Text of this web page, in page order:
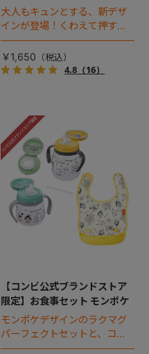
大人もキュンとする、新デザ
インが登場！くわえて押すだ
けで飲み物が出る、ストロー
飲みにチャレンジ！
￥1,650
4.8（16）
【コンビ公式ブランドストア
限定】お食事セット モンポケ
モンポケデザインのラクマグ
パーフェクトセットと、コン
パクトエプロンのお得なセッ